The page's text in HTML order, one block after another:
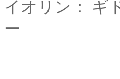
イオリン： ギ
ー